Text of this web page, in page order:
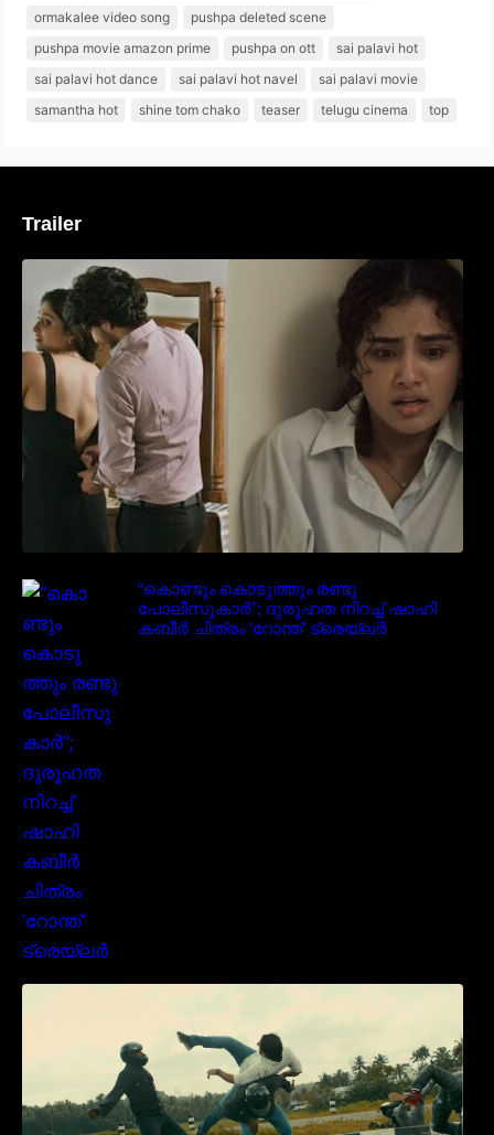
ormakalee video song
pushpa deleted scene
pushpa movie amazon prime
pushpa on ott
sai palavi hot
sai palavi hot dance
sai palavi hot navel
sai palavi movie
samantha hot
shine tom chako teaser telugu cinema top
Trailer
‘മരീചിക’യുമായി അനുപമ പരമേശ്വരൻ;
മിസ്റ്ററി ത്രില്ലർ ട്രെയിലർ
വൈറലാകുന്നു..
“കൊണ്ടും കൊടുത്തും രണ്ടു
പോലീസുകാർ”; ദുരൂഹത നിറച്ച് ഷാഹി
കബീർ ചിത്രം ‘റോന്ത്’ ട്രെയ്‌ലർ